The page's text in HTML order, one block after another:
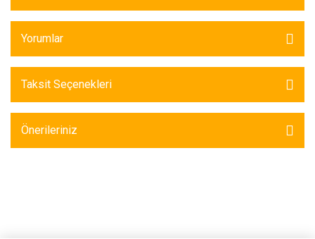
Yorumlar
Taksit Seçenekleri
Önerileriniz